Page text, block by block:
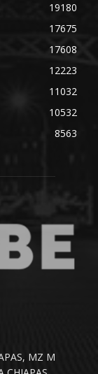
19180
17675
17608
12223
11032
10532
8563
MZ M